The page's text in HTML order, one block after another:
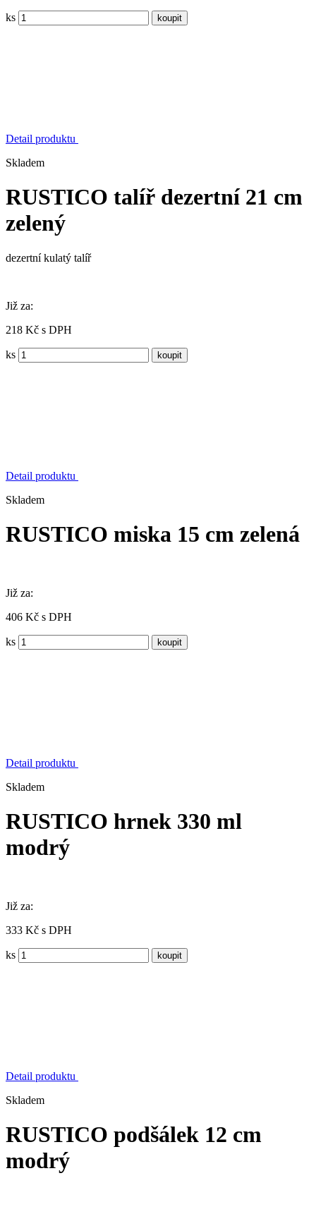
ks
Detail produktu
Skladem
RUSTICO talíř dezertní 21 cm
zelený
dezertní kulatý talíř
Již za:
218 Kč s DPH
ks
Detail produktu
Skladem
RUSTICO miska 15 cm zelená
Již za:
406 Kč s DPH
ks
Detail produktu
Skladem
RUSTICO hrnek 330 ml
modrý
Již za:
333 Kč s DPH
ks
Detail produktu
Skladem
RUSTICO podšálek 12 cm
modrý